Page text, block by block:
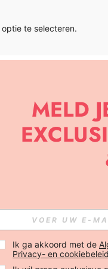
te selecteren.
ONZE NIEUWSBRIEF OM
IS MOGELIJK ELK
Ik ga akkoord met de
Privacy- en cookiebeleid